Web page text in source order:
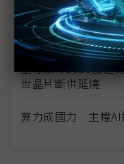
2025顯示業結構性
LED正式商用
全球車市2025加速
世晶片斷供延燒
算力成國力 主權AI